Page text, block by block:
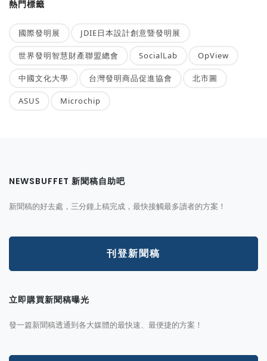
熱門標籤
國際發明展 JDIE日本設計創意暨發明展
世界發明智慧財產聯盟總會 SocialLab OpView
中國文化大學 台灣發明商品促進協會 北市圖
ASUS Microchip
NEWSBUFFET 新聞稿自助吧
新聞稿的好去處，三分鐘上稿完成，最快接觸最多讀者的方案！
刊登新聞稿
立即購買新聞稿曝光
發一篇新聞稿透通到各大媒體的最快速、最便捷的方案！